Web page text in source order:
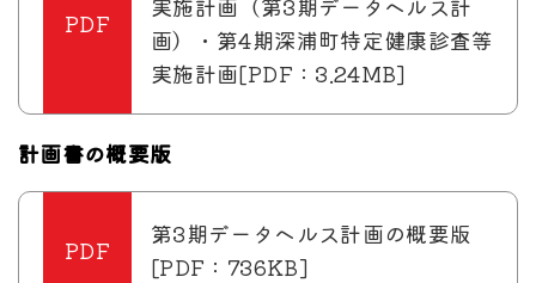
画）・第4期深浦町特定健康診査等
実施計画[PDF：3.24MB]
計画書の概要版
第3期データヘルス計画の概要版
[PDF：736KB]